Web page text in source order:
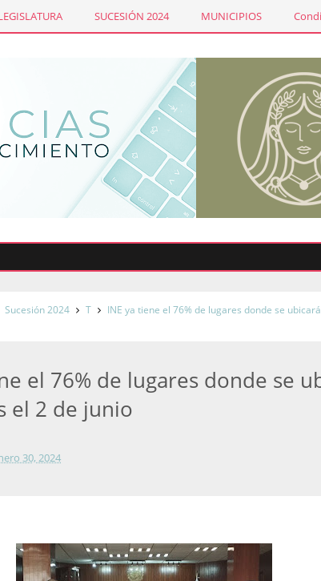
SUCESIÓN 2024 MUNICIPIOS
Sucesión 2024 T
INE ya tiene el 76% de lugares donde se
el 76% de lugares donde se
el 2 de junio
30, 2024